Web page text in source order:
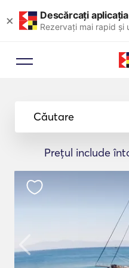
× Descărcați aplicația
Rezervați mai rapid și
Căutare
Prețul include